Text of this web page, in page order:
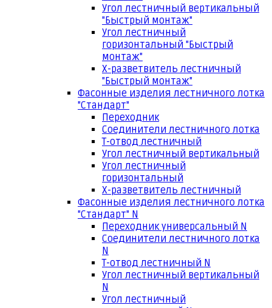
Угол лестничный вертикальный
"Быстрый монтаж"
Угол лестничный
горизонтальный "Быстрый
монтаж"
Х-разветвитель лестничный
"Быстрый монтаж"
Фасонные изделия лестничного лотка
"Стандарт"
Переходник
Соединители лестничного лотка
Т-отвод лестничный
Угол лестничный вертикальный
Угол лестничный
горизонтальный
Х-разветвитель лестничный
Фасонные изделия лестничного лотка
"Стандарт" N
Переходник универсальный N
Соединители лестничного лотка
N
Т-отвод лестничный N
Угол лестничный вертикальный
N
Угол лестничный